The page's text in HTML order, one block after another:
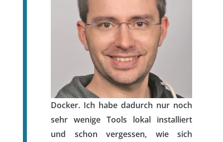
Docker. Ich habe dadurch nur noch
sehr wenige Tools lokal installiert
und schon vergessen, wie sich